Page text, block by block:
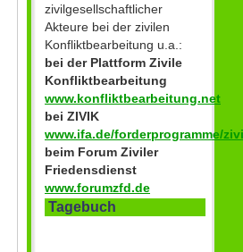
zivilgesellschaftlicher
Akteure bei der zivilen
Konfliktbearbeitung u.a.:
bei der Plattform Zivile
Konfliktbearbeitung
www.konfliktbearbeitung.net
bei ZIVIK
www.ifa.de/forderprogramme/
beim Forum Ziviler
Friedensdienst
www.forumzfd.de
Tagebuch